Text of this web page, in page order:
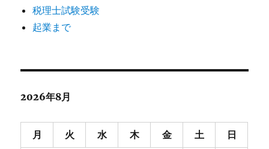
税理士試験受験
起業まで
2026年8月
月 火 水 木 金 土 日